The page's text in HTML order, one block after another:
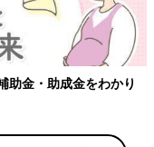
対策、知っておいて！